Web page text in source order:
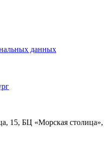
данных
15, БЦ «Морская столица»,